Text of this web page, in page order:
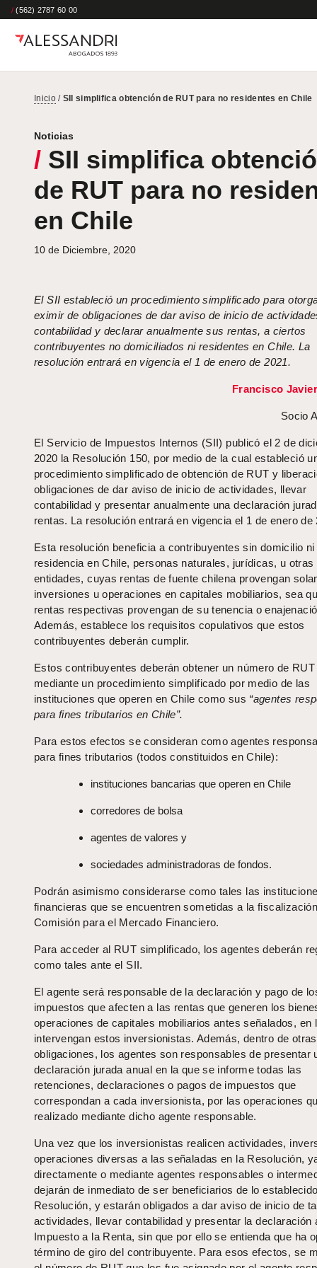
/ (562) 2787 60 00
Inicio/ SII simplifica obtención de RUT para no residentes en Chile
Noticias
/ SII simplifica
de RUT para no
en Chile
10 de Diciembre, 2020
El SII estableció un procedimiento simplificado para
eximir de obligaciones de dar aviso de inicio de
contabilidad y declarar anualmente sus rentas, a ciertos
contribuyentes no domiciliados ni residentes en Chile. La
resolución entrará en vigencia el 1 de enero de 2021.
Francisco
Socio
El Servicio de Impuestos Internos (SII) publicó el 2 de
2020 la Resolución 150, por medio de la cual estableció
procedimiento simplificado de obtención de RUT y
obligaciones de dar aviso de inicio de actividades, llevar
contabilidad y presentar anualmente una declaración
rentas. La resolución entrará en vigencia el 1 de enero de
Esta resolución beneficia a contribuyentes sin domicilio ni
residencia en Chile, personas naturales, jurídicas, u otras
entidades, cuyas rentas de fuente chilena provengan
inversiones u operaciones en capitales mobiliarios, sea
rentas respectivas provengan de su tenencia o
Además, establece los requisitos copulativos que estos
contribuyentes deberán cumplir.
Estos contribuyentes deberán obtener un número de RUT
mediante un procedimiento simplificado por medio de las
instituciones que operen en Chile como sus “agentes
para fines tributarios en Chile”.
Para estos efectos se consideran como agentes
para fines tributarios (todos constituidos en Chile):
instituciones bancarias que operen en Chile
corredores de bolsa
agentes de valores y
sociedades administradoras de fondos.
Podrán asimismo considerarse como tales las
financieras que se encuentren sometidas a la
Comisión para el Mercado Financiero.
Para acceder al RUT simplificado, los agentes deberán
como tales ante el SII.
El agente será responsable de la declaración y pago de
impuestos que afecten a las rentas que generen los
operaciones de capitales mobiliarios antes señalados, en
intervengan estos inversionistas. Además, dentro de otras
obligaciones, los agentes son responsables de presentar
declaración jurada anual en la que se informe todas las
retenciones, declaraciones o pagos de impuestos que
correspondan a cada inversionista, por las operaciones
realizado mediante dicho agente responsable.
Una vez que los inversionistas realicen actividades,
operaciones diversas a las señaladas en la Resolución,
directamente o mediante agentes responsables o
dejarán de inmediato de ser beneficiarios de lo
Resolución, y estarán obligados a dar aviso de inicio de
actividades, llevar contabilidad y presentar la declaración
Impuesto a la Renta, sin que por ello se entienda que ha
término de giro del contribuyente. Para esos efectos, se